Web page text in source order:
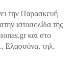
την Παρασκευή
ιστοσελίδα της
και στο
Ελασσόνα, τηλ.